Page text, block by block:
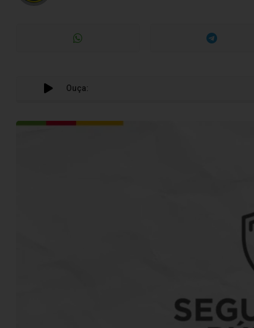
Ouça: